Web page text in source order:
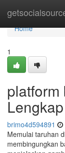
Home
Home
1
platform
brimo4d594891
Memulai taruhan
membingungkan